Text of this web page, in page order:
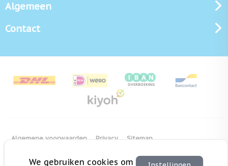
Algemeen
Contact
Algemene voorwaarden Privacy Sitemap
Copyright Bedrukken.nl Pas cookie instellingen aan
We gebruiken cookies om